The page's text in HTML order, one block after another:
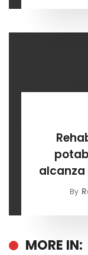
alcanza
By
MORE IN: